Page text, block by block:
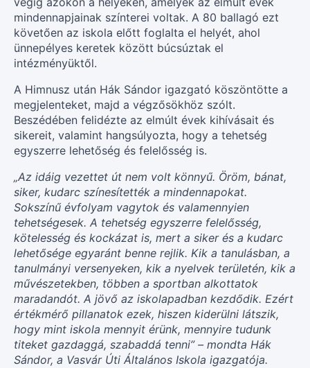
mindennapjainak színterei voltak. A 80 ballagó ezt
követően az iskola előtt foglalta el helyét, ahol
ünnepélyes keretek között búcsúztak el
intézményüktől.
A Himnusz után Hák Sándor igazgató köszöntötte a
megjelenteket, majd a végzősökhöz szólt.
Beszédében felidézte az elmúlt évek kihívásait és
sikereit, valamint hangsúlyozta, hogy a tehetség
egyszerre lehetőség és felelősség is.
„Az idáig vezettet út nem volt könnyű. Öröm, bánat,
siker, kudarc színesítették a mindennapokat.
Sokszínű évfolyam vagytok és valamennyien
tehetségesek. A tehetség egyszerre felelősség,
kötelesség és kockázat is, mert a siker és a kudarc
lehetősége egyaránt benne rejlik. Kik a tanulásban, a
tanulmányi versenyeken, kik a nyelvek területén, kik a
művészetekben, többen a sportban alkottatok
maradandót. A jövő az iskolapadban kezdődik. Ezért
értékmérő pillanatok ezek, hiszen kiderülni látszik,
hogy mint iskola mennyit érünk, mennyire tudunk
titeket gazdaggá, szabaddá tenni” – mondta Hák
Sándor, a Vasvár Úti Általános Iskola igazgatója.